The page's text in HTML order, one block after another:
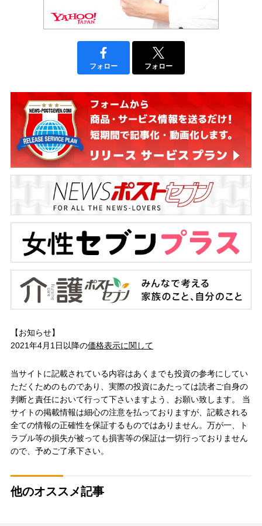
フォロー フォロー
【お知らせ】
2021年4月1日以降の価格表示に関して
当サイトに記載されている内容はあくまでも投資の参考にしてい
ただくためのものであり、実際の投資にあたっては読者ご自身の
判断と責任において行って下さいますよう、お願い致します。 当
サイトの掲載情報は細心の注意を払っておりますが、記載される
全ての情報の正確性を保証するものではありません。万が一、ト
ラブル等の損失が被っても損害等の保証は一切行っておりません
ので、予めご了承下さい。
他のオススメ記事